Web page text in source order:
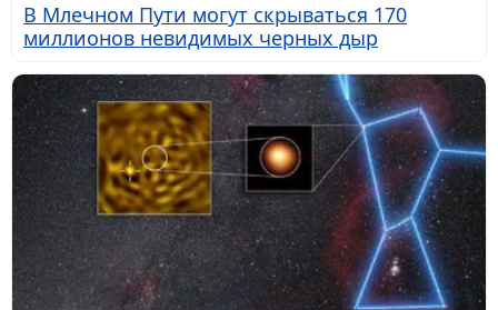
В Млечном Пути могут скрываться 170
миллионов невидимых черных дыр